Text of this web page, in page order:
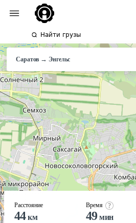
Найти грузы
Саратов →Энгельс
Расстояние
44км
Время
49мин